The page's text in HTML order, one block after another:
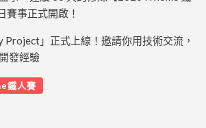
賽事正式開啟！
Project」正式上線！邀請你用技術交流，
發經驗
鐵人賽